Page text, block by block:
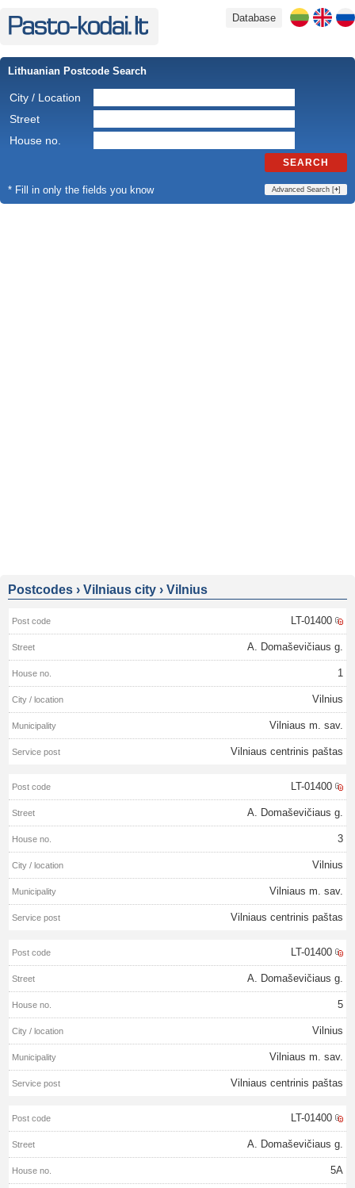
Database
Lithuanian Postcode Search
City / Location
Street
House no.
SEARCH
* Fill in only the fields you know Advanced Search [+]
Postcodes › Vilniaus city › Vilnius
LT-01400
A. Domaševičiaus g.
1
Vilnius
Vilniaus m. sav.
Vilniaus centrinis paštas
LT-01400
A. Domaševičiaus g.
3
Vilnius
Vilniaus m. sav.
Vilniaus centrinis paštas
LT-01400
A. Domaševičiaus g.
5
Vilnius
Vilniaus m. sav.
Vilniaus centrinis paštas
LT-01400
A. Domaševičiaus g.
5A